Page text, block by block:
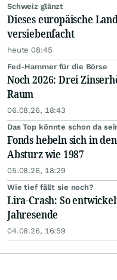
Schweiz glänzt
Dieses europäische
versiebenfacht
heute 08:45
Fed-Hammer für die Börse
Noch 2026: Drei
Raum
06.08.26, 18:43
Das Top könnte schon da
Fonds hebeln sich in
Absturz wie 1987
05.08.26, 18:29
Wie tief fällt sie noch?
Lira-Crash: So
Jahresende
04.08.26, 16:59